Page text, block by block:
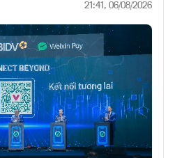
21:41, 06/08/2026